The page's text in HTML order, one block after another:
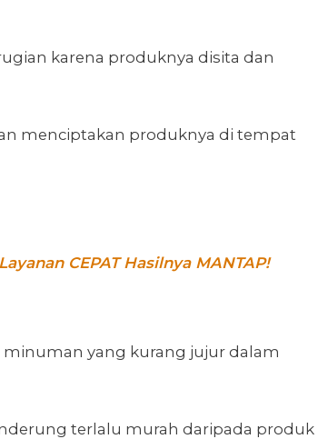
karena produknya disita dan
menciptakan produknya di tempat
CEPAT Hasilnya MANTAP!
yang kurang jujur dalam
terlalu murah daripada produk